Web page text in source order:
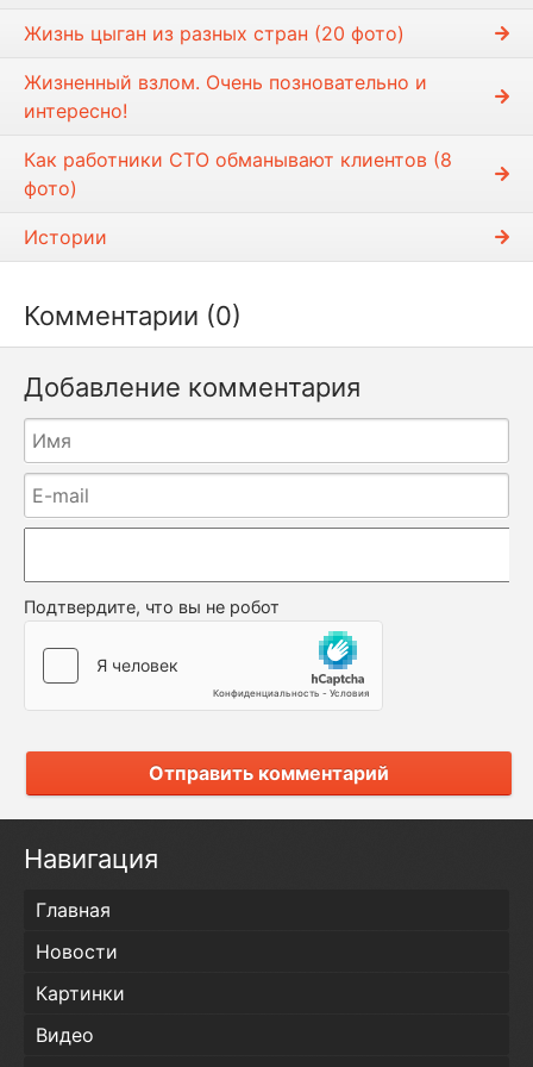
Жизнь цыган из разных стран (20 фото)
Жизненный взлом. Очень позновательно и
интересно!
Как работники СТО обманывают клиентов (8
фото)
Истории
Комментарии (0)
Добавление комментария
Подтвердите, что вы не робот
Отправить комментарий
Навигация
Главная
Новости
Картинки
Видео